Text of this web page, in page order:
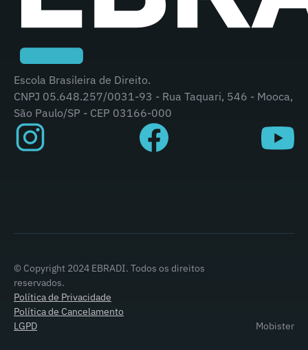
Escola Brasileira de Direito.
CNPJ 05.648.257/0031-93 - Rua Taquari, 546 - Mooca,
São Paulo/SP - CEP 03166-000
© Copyright 2024 EBRADI. Todos os direitos
reservados.
Política de Privacidade
Política de Cancelamento
LGPD
Mobister